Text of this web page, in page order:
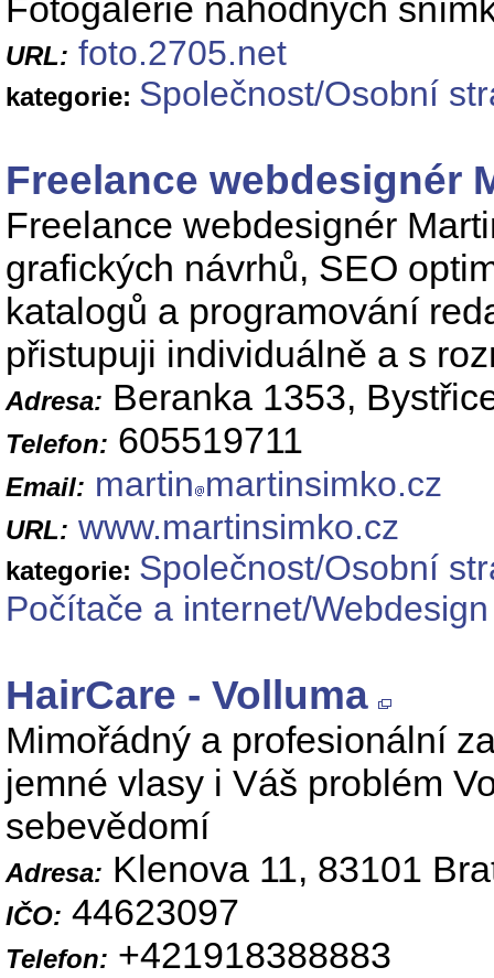
Fotogalerie náhodných
URL: foto.2705.net
kategorie: Společnost/Osobní
Freelance webdesignér
Freelance webdesignér
grafických návrhů, SEO
katalogů a programování
přistupuji individuálně a s
Adresa: Beranka 1353,
Telefon: 605519711
Email: martin martinsimko.cz
URL: www.martinsimko.cz
kategorie: Společnost/Osobní
Počítače a internet/
HairCare - Volluma
Mimořádný a profesionální
jemné vlasy i Váš problém
sebevědomí
Adresa: Klenova 11, 83101
IČO: 44623097
Telefon: +421918388883